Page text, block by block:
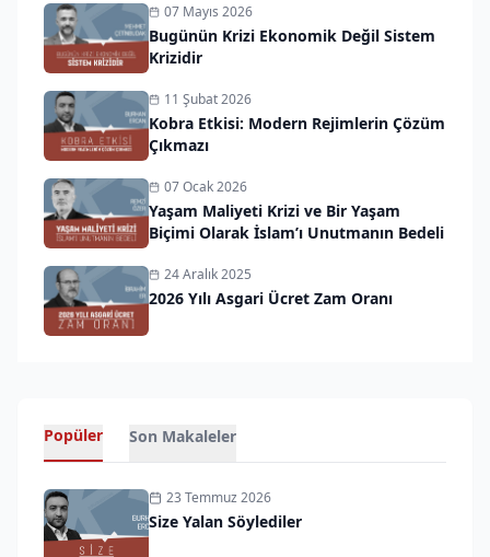
07 Mayıs 2026
Bugünün Krizi Ekonomik Değil Sistem
Krizidir
11 Şubat 2026
Kobra Etkisi: Modern Rejimlerin Çözüm
Çıkmazı
07 Ocak 2026
Yaşam Maliyeti Krizi ve Bir Yaşam
Biçimi Olarak İslam’ı Unutmanın Bedeli
24 Aralık 2025
2026 Yılı Asgari Ücret Zam Oranı
Popüler Son Makaleler
23 Temmuz 2026
Size Yalan Söylediler